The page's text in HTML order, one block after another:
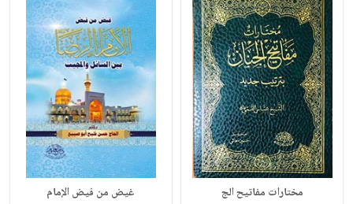
مختارات مفاتيح الج غيض من فيض الإمام